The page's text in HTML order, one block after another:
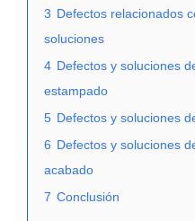
3 Defectos relacionados
soluciones
4 Defectos y soluciones
estampado
5 Defectos y soluciones
6 Defectos y soluciones
acabado
7 Conclusión